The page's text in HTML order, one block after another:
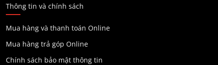
Thông tin và chính sách
Mua hàng và thanh toán Online
Mua hàng trả góp Online
Chính sách bảo mật thông tin